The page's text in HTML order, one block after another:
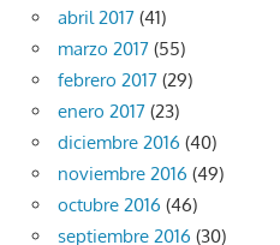
abril 2017 (41)
marzo 2017 (55)
febrero 2017 (29)
enero 2017 (23)
diciembre 2016 (40)
noviembre 2016 (49)
octubre 2016 (46)
septiembre 2016 (30)